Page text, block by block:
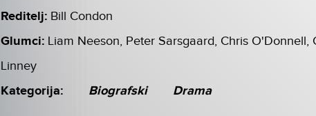
Reditelj: Bill Condon
Glumci: Liam Neeson, Peter Sarsgaard, Chris O'Donnell,
Linney
Kategorija: Biografski Drama